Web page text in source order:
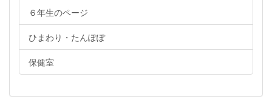
６年生のページ
ひまわり・たんぽぽ
保健室